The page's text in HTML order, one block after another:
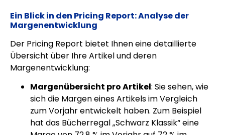
Ein Blick in den Pricing Report: Analyse der
Margenentwicklung
Der Pricing Report bietet Ihnen eine detaillierte
Übersicht über Ihre Artikel und deren
Margenentwicklung:
Margenübersicht pro Artikel: Sie sehen, wie
sich die Margen eines Artikels im Vergleich
zum Vorjahr entwickelt haben. Zum Beispiel
hat das Bücherregal „Schwarz Klassik“ eine